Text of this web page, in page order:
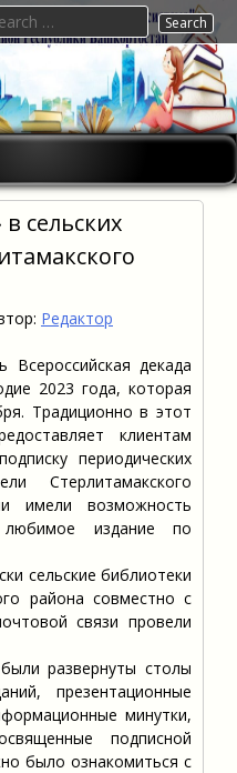
сельских
Редактор
декада
2023 года, которая
Традиционно в этот
клиентам
периодических
Стерлитамакского
имели возможность
издание по
сельские библиотеки
района совместно с
связи провели
развернуты столы
презентационные
минутки,
подписной
было ознакомиться с